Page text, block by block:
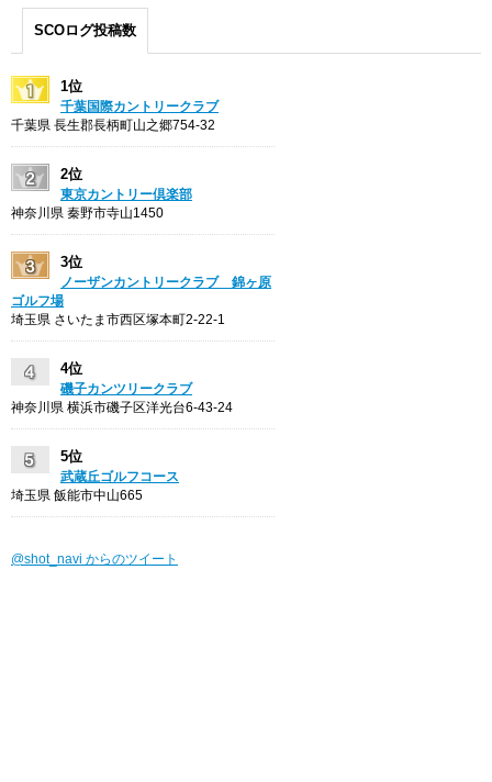
SCOログ投稿数
1位
千葉国際カントリークラブ
千葉県 長生郡長柄町山之郷754-32
2位
東京カントリー倶楽部
神奈川県 秦野市寺山1450
3位
ノーザンカントリークラブ 錦ヶ原
ゴルフ場
埼玉県 さいたま市西区塚本町2-22-1
4位
磯子カンツリークラブ
神奈川県 横浜市磯子区洋光台6-43-24
5位
武蔵丘ゴルフコース
埼玉県 飯能市中山665
@shot_navi からのツイート